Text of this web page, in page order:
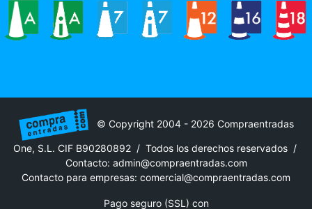
© Copyright 2004 - 2026 Compraentradas
One, S.L. CIF B90280892 / Todos los derechos reservados /
Contacto: admin@compraentradas.com
Contacto para empresas: comercial@compraentradas.com
Pago seguro (SSL) con